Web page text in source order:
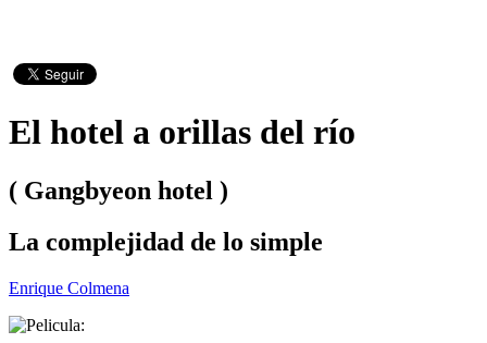
El hotel a orillas del río
( Gangbyeon hotel )
La complejidad de lo simple
Enrique Colmena